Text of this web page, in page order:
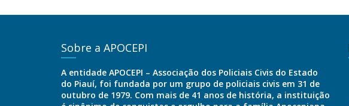
Sobre a APOCEPI
A entidade APOCEPI – Associação dos Policiais Civis do Estado
do Piauí, foi fundada por um grupo de policiais civis em 31 de
outubro de 1979. Com mais de 41 anos de história, a instituição